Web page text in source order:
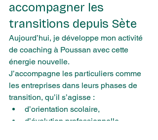
accompagner les
transitions depuis Sète
Aujourd’hui, je développe mon activité
de coaching à Poussan avec cette
énergie nouvelle.
J’accompagne les particuliers comme
les entreprises dans leurs phases de
transition, qu’il s’agisse :
d’orientation scolaire,
d’évolution professionnelle,